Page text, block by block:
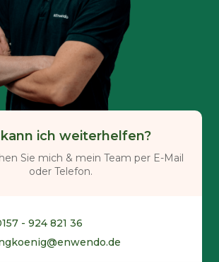
ich weiterhelfen?
Sie mich & mein Team per E-Mail
oder Telefon.
- 924 821 36